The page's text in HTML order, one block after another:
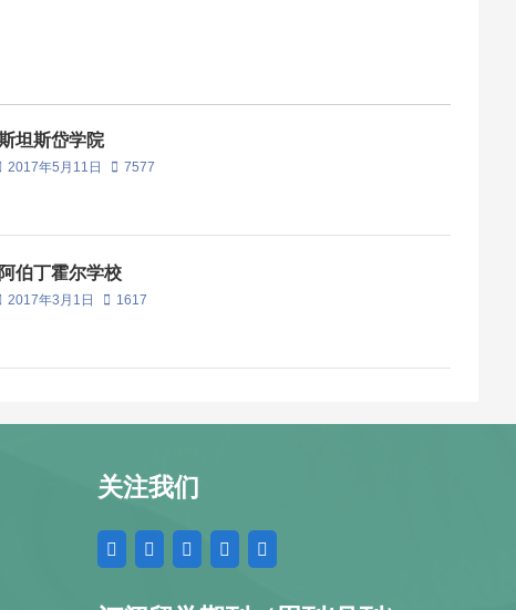
坦斯岱学院
2017年5月11日 7577
阿伯丁霍尔学校
2017年3月1日 1617
关注我们